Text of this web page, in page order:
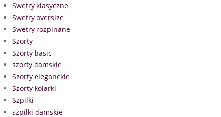
Swetry klasyczne
Swetry oversize
Swetry rozpinane
Szorty
Szorty basic
szorty damskie
Szorty eleganckie
Szorty kolarki
Szpilki
szpilki damskie